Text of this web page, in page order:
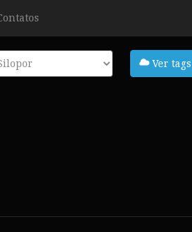
Ver tags